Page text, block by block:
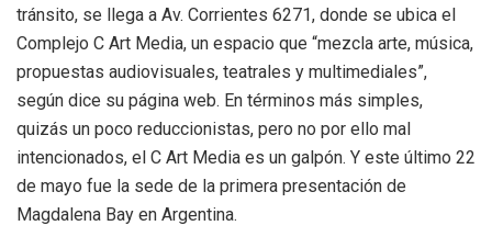
tránsito, se llega a Av. Corrientes 6271, donde se ubica el
Complejo C Art Media, un espacio que “mezcla arte, música,
propuestas audiovisuales, teatrales y multimediales”,
según dice su página web. En términos más simples,
quizás un poco reduccionistas, pero no por ello mal
intencionados, el C Art Media es un galpón. Y este último 22
de mayo fue la sede de la primera presentación de
Magdalena Bay en Argentina.